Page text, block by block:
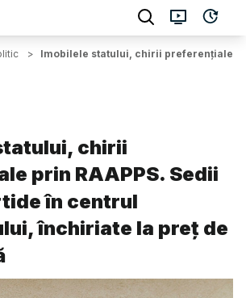
> Imobilele statului, chirii preferențiale
chirii
prin RAAPPS. Sedii
în centrul
închiriate la preț de